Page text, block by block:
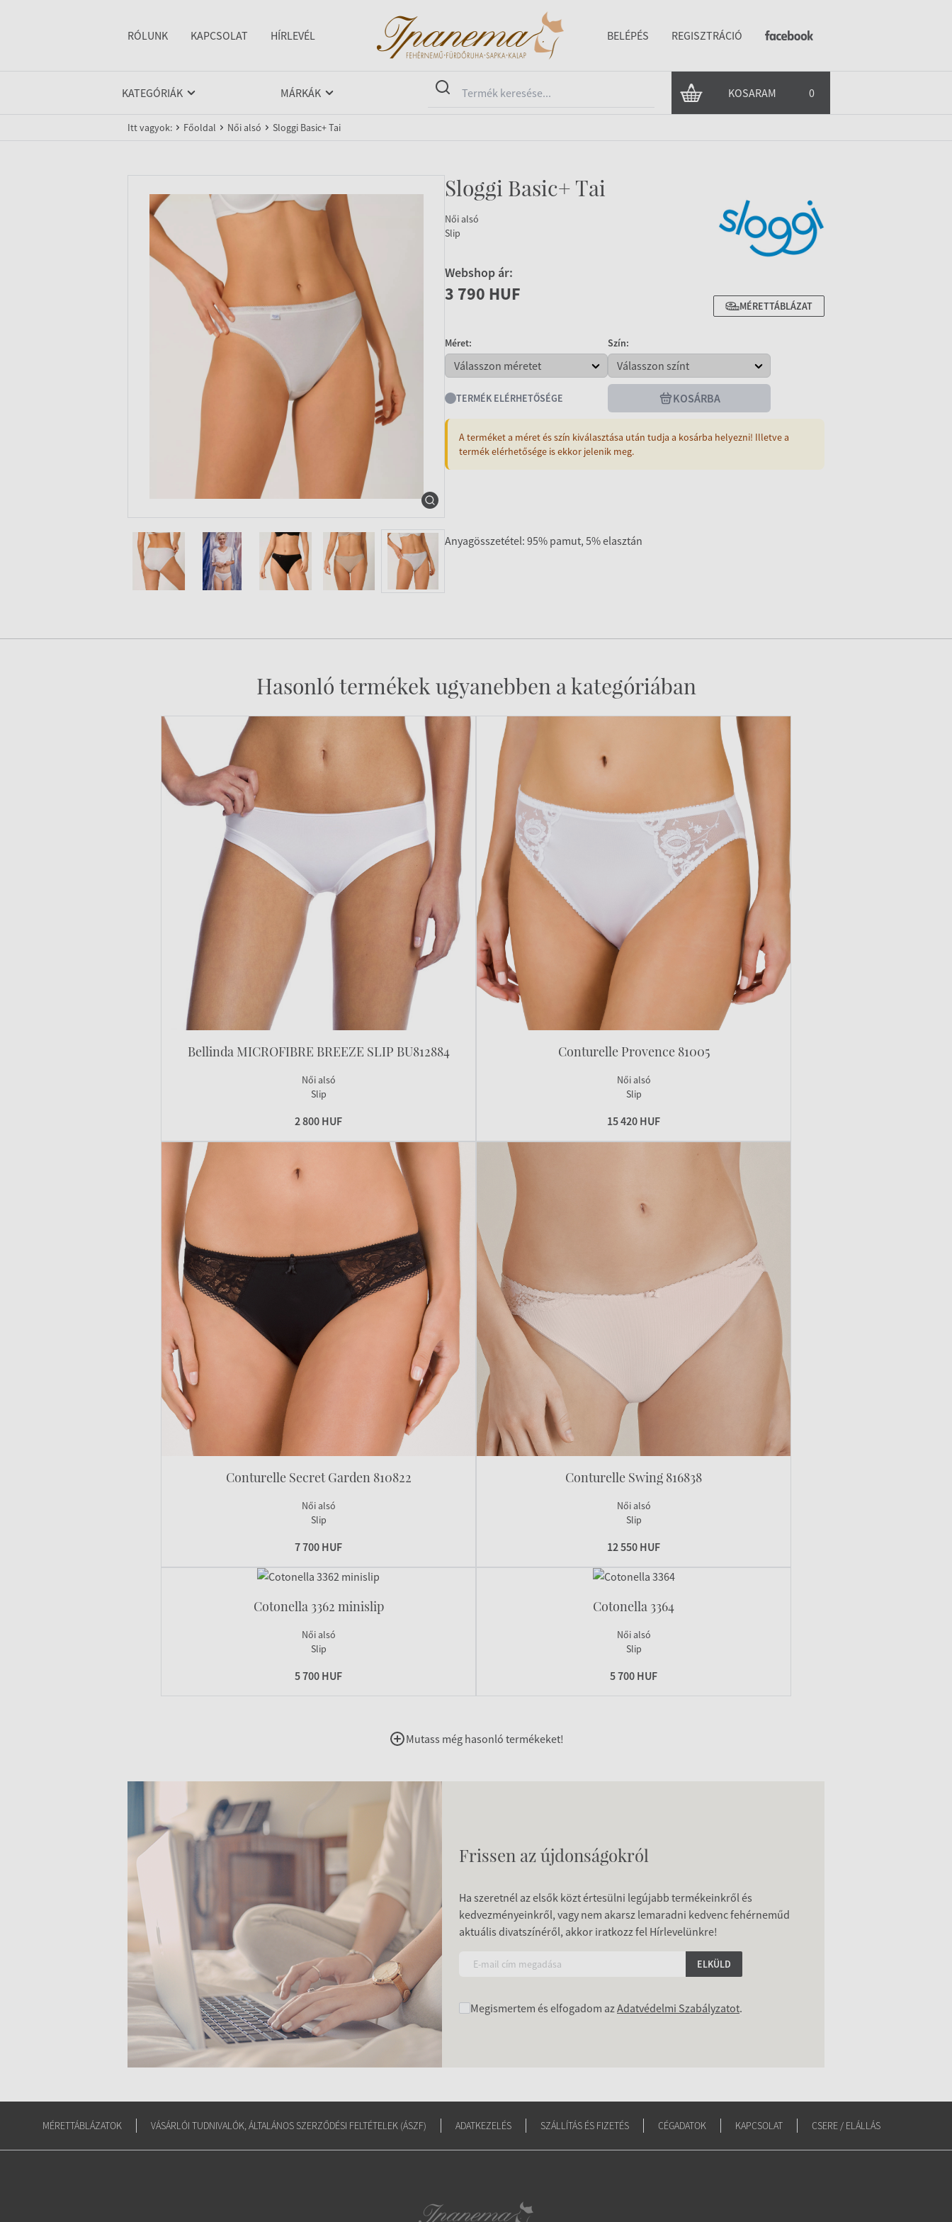
RÓLUNK KAPCSOLAT HÍRLEVÉL BELÉPÉS REGISZTRÁCIÓ
KATEGÓRIÁK MÁRKÁK KOSARAM 0
Itt vagyok: Főoldal Női alsó Sloggi Basic+ Tai
Sloggi Basic+ Tai
Női alsó
Slip
Webshop ár:
3 790 HUF
MÉRETTÁBLÁZAT
Méret: Szín:
TERMÉK ELÉRHETŐSÉGE KOSÁRBA
A terméket a méret és szín kiválasztása után tudja a kosárba helyezni! Illetve a
termék elérhetősége is ekkor jelenik meg.
Anyagösszetétel: 95% pamut, 5% elasztán
Hasonló termékek ugyanebben a kategóriában
Bellinda MICROFIBRE BREEZE SLIP BU812884
Női alsó
Slip
2 800 HUF
Conturelle Provence 81005
Női alsó
Slip
15 420 HUF
Conturelle Secret Garden 810822
Női alsó
Slip
7 700 HUF
Conturelle Swing 816838
Női alsó
Slip
12 550 HUF
Cotonella 3362 minislip
Női alsó
Slip
5 700 HUF
Cotonella 3364
Női alsó
Slip
5 700 HUF
Mutass még hasonló termékeket!
Frissen az újdonságokról
Ha szeretnél az elsők közt értesülni legújabb termékeinkről és
kedvezményeinkről, vagy nem akarsz lemaradni kedvenc fehérneműd
aktuális divatszínéről, akkor iratkozz fel Hírlevelünkre!
ELKÜLD
Megismertem és elfogadom azAdatvédelmi Szabályzatot.
MÉRETTÁBLÁZATOK VÁSÁRLÓI TUDNIVALÓK, ÁLTALÁNOS SZERZŐDÉSI FELTÉTELEK (ÁSZF) ADATKEZELÉS SZÁLLÍTÁS ÉS FIZETÉS CÉGADATOK KAPCSOLAT CSERE / ELÁLLÁS